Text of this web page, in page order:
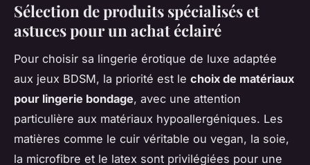
Sélection de produits spécialisés et
astuces pour un achat éclairé
Pour choisir sa lingerie érotique de luxe adaptée
aux jeux BDSM, la priorité est le choix de matériaux
pour lingerie bondage, avec une attention
particulière aux matériaux hypoallergéniques. Les
matières comme le cuir véritable ou vegan, la soie,
la microfibre et le latex sont privilégiées pour une